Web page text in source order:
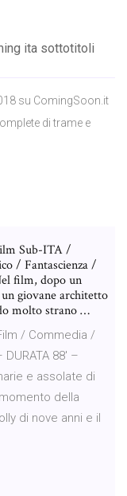
ita sottotitoli
su ComingSoon.it
di trame e
Sub-ITA /
/ Fantascienza /
film, dopo un
giovane architetto
molto strano …
/ Commedia /
88′ –
e assolate di
della
di nove anni e il